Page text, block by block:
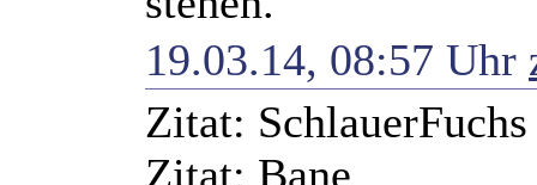
19.03.14, 08:57 Uhr
Zitat: SchlauerFuchs
Zitat: Bane